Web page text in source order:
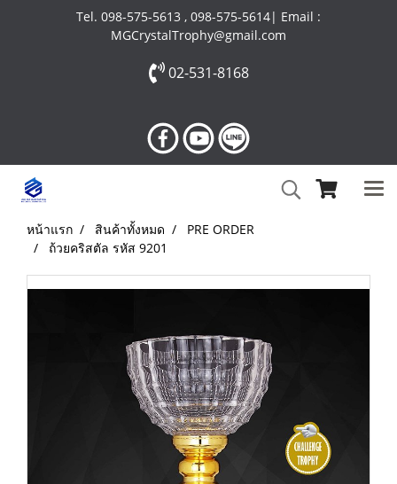
Tel. 098-575-5613 , 098-575-5614| Email :
MGCrystalTrophy@gmail.com
02-531-8168
หน้าแรก สินค้าทั้งหมด
PRE ORDER
ถ้วยคริสตัล รหัส 9201